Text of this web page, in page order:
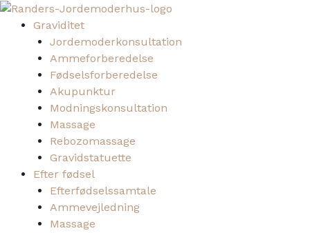
Gå
indholdet
Main
Menu
Graviditet
Jordemoderkonsultation
Ammeforberedelse
Fødselsforberedelse
Akupunktur
Modningskonsultation
Massage
Rebozomassage
Gravidstatuette
Efter fødsel
Efterfødselssamtale
Ammevejledning
Massage